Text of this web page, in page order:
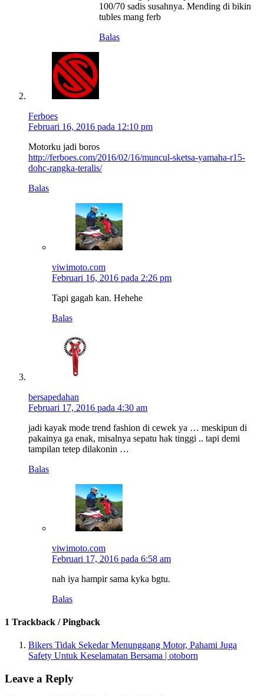
100/70 sadis susahnya. Mending di bikin
tubles mang ferb
Balas
Ferboes
Februari 16, 2016 pada 12:10 pm
Motorku jadi boros
http://ferboes.com/2016/02/16/muncul-sketsa-yamaha-r15-
dohc-rangka-teralis/
Balas
viwimoto.com
Februari 16, 2016 pada 2:26 pm
Tapi gagah kan. Hehehe
Balas
bersapedahan
Februari 17, 2016 pada 4:30 am
jadi kayak mode trend fashion di cewek ya … meskipun di
pakainya ga enak, misalnya sepatu hak tinggi .. tapi demi
tampilan tetep dilakonin …
Balas
viwimoto.com
Februari 17, 2016 pada 6:58 am
nah iya hampir sama kyka bgtu.
Balas
1 Trackback / Pingback
Bikers Tidak Sekedar Menunggang Motor, Pahami Juga
Safety Untuk Keselamatan Bersama | otoborn
Leave a Reply